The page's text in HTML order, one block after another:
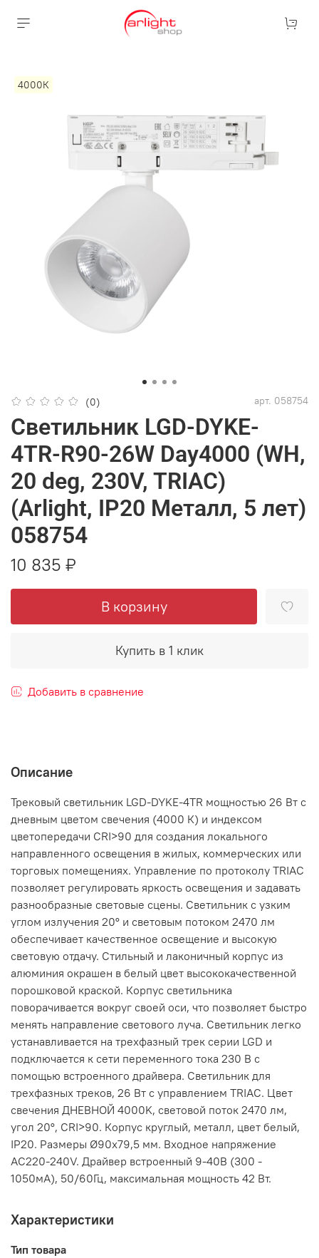
4000К
(0) арт. 058754
Светильник LGD-DYKE-
4TR-R90-26W Day4000 (WH,
20 deg, 230V, TRIAC)
(Arlight, IP20 Металл, 5 лет)
058754
10 835 ₽
В корзину
Купить в 1 клик
Добавить в сравнение
Описание
Трековый светильник LGD-DYKE-4TR мощностью 26 Вт с
дневным цветом свечения (4000 К) и индексом
цветопередачи CRI>90 для создания локального
направленного освещения в жилых, коммерческих или
торговых помещениях. Управление по протоколу TRIAC
позволяет регулировать яркость освещения и задавать
разнообразные световые сцены. Светильник с узким
углом излучения 20° и световым потоком 2470 лм
обеспечивает качественное освещение и высокую
световую отдачу. Стильный и лаконичный корпус из
алюминия окрашен в белый цвет высококачественной
порошковой краской. Корпус светильника
поворачивается вокруг своей оси, что позволяет быстро
менять направление светового луча. Светильник легко
устанавливается на трехфазный трек серии LGD и
подключается к сети переменного тока 230 В с
помощью встроенного драйвера. Светильник для
трехфазных треков, 26 Вт с управлением TRIAC. Цвет
свечения ДНЕВНОЙ 4000K, световой поток 2470 лм,
угол 20°, CRI>90. Корпус круглый, металл, цвет белый,
IP20. Размеры Ø90x79,5 мм. Входное напряжение
AC220-240V. Драйвер встроенный 9-40В (300 -
1050мА), 50/60Гц, максимальная мощность 42 Вт.
Характеристики
Тип товара